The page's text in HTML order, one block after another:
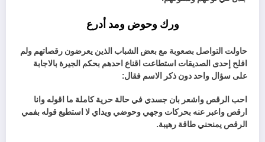
ورك وحوض ومد أدرع
حاولت التواصل بصعوبة مع بعض الشباب الذين يعرضون رقصاتهم ولم
افلح إحدى الصديقات استطاعت اقناع احدهم بحكم الجيرة بالاجابة
على سؤال واحد دون ذكر الاسم فقال:
احب الرقص واشعر بان جسدي في حالة حرية كاملة ما اقوله وانا
ارقص واعبر عنه بحركات وجهي وحوضي ويداي لا استطيع قوله بفمي
الرقص يمنحني طاقة رهيبة.